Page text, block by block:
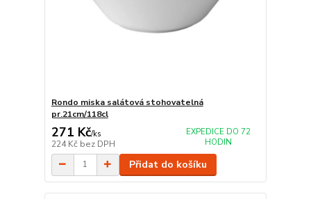
Rondo miska salátová stohovatelná
pr.21cm/118cl
271 Kč/ks
224 Kč bez DPH
EXPEDICE DO 72
HODIN
Přidat do košíku